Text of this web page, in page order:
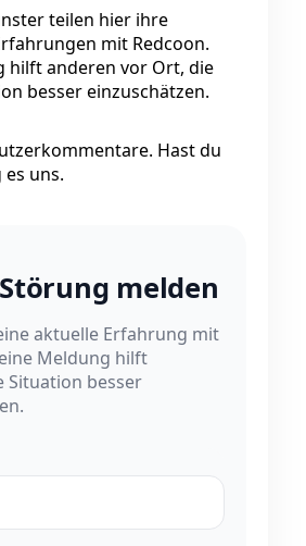
teilen hier ihre
mit Redcoon.
hilft anderen vor Ort, die
besser einzuschätzen.
Hast du
es uns.
melden
aktuelle Erfahrung mit
Meldung hilft
Situation besser